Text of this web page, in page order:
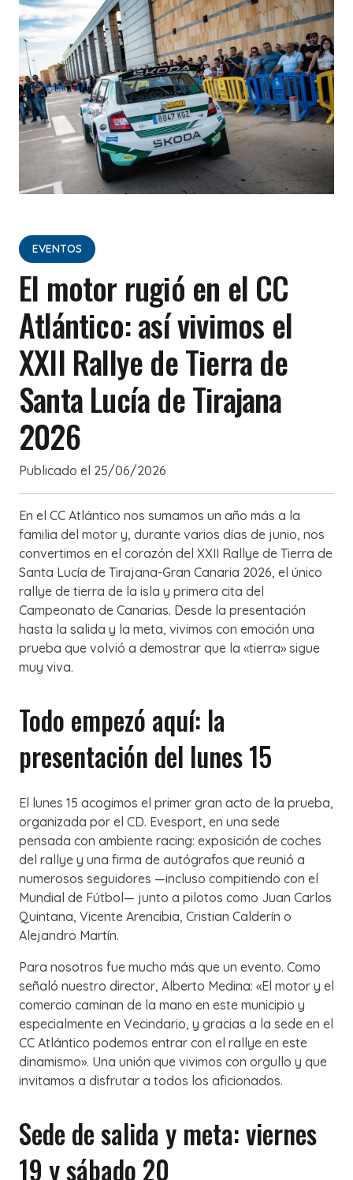
EVENTOS
El motor rugió en el CC
Atlántico: así vivimos el
XXII Rallye de Tierra de
Santa Lucía de Tirajana
2026
Publicado el 25/06/2026
En el CC Atlántico nos sumamos un año más a la
familia del motor y, durante varios días de junio, nos
convertimos en el corazón del XXII Rallye de Tierra de
Santa Lucía de Tirajana-Gran Canaria 2026, el único
rallye de tierra de la isla y primera cita del
Campeonato de Canarias. Desde la presentación
hasta la salida y la meta, vivimos con emoción una
prueba que volvió a demostrar que la «tierra» sigue
muy viva.
Todo empezó aquí: la
presentación del lunes 15
El lunes 15 acogimos el primer gran acto de la prueba,
organizada por el CD. Evesport, en una sede
pensada con ambiente racing: exposición de coches
del rallye y una firma de autógrafos que reunió a
numerosos seguidores —incluso compitiendo con el
Mundial de Fútbol— junto a pilotos como Juan Carlos
Quintana, Vicente Arencibia, Cristian Calderín o
Alejandro Martín.
Para nosotros fue mucho más que un evento. Como
señaló nuestro director, Alberto Medina: «El motor y el
comercio caminan de la mano en este municipio y
especialmente en Vecindario, y gracias a la sede en el
CC Atlántico podemos entrar con el rallye en este
dinamismo». Una unión que vivimos con orgullo y que
invitamos a disfrutar a todos los aficionados.
Sede de salida y meta: viernes
19 y sábado 20